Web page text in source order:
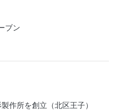
ブン
作所を創立（北区王子）